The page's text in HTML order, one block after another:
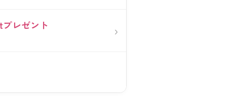
プレゼント ›